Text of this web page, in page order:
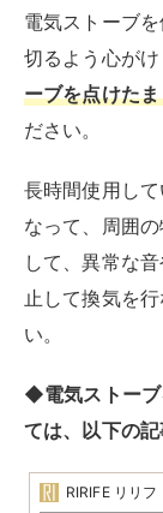
電気ストーブ
切るよう心がけ
ーブを点けた
ださい。
長時間使用し
なって、周囲
して、異常な
止して換気を
い。
◆電気ストーブ
ては、以下の記
RIRIFE リリフ